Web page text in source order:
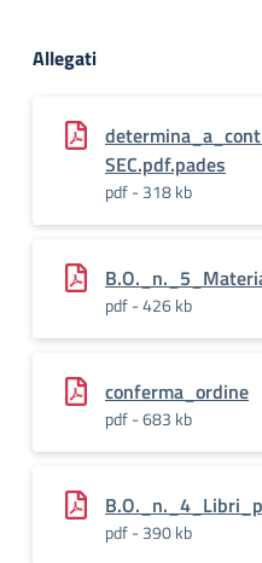
Allegati
SEC.pdf.pades
pdf - 318 kb
pdf - 426 kb
conferma_ordine
pdf - 683 kb
pdf - 390 kb